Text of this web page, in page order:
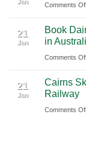
Comments
21
Jan
Book
in
Comments
21
Jan
Cairns
Railway
Comments